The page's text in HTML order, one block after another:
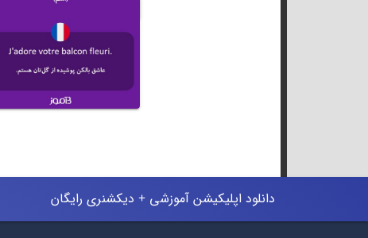
دانلود اپلیکیشن آموزشی + دیکشنری رایگان